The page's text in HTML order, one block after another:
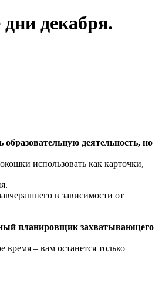
декабря.
деятельность, но
использовать как карточки,
в зависимости от
планировщик захватывающего
– вам останется только